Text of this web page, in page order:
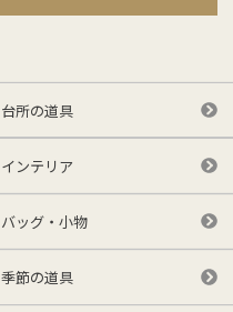
台所の道具
インテリア
バッグ・小物
季節の道具